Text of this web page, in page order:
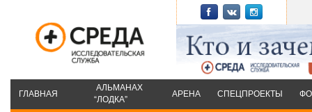
ГЛАВНАЯ
АЛЬМАНАХ
“ЛОДКА”
АРЕНА СПЕЦПРОЕКТЫ